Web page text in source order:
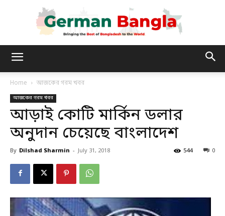
Bangla
Home আজকের গরম খবর
আজকের গরম খবর
আড়াই কোটি মার্কিন ডলার
অনুদান চেয়েছে বাংলাদেশ
By Dilshad Sharmin - July 31, 2018 0
544